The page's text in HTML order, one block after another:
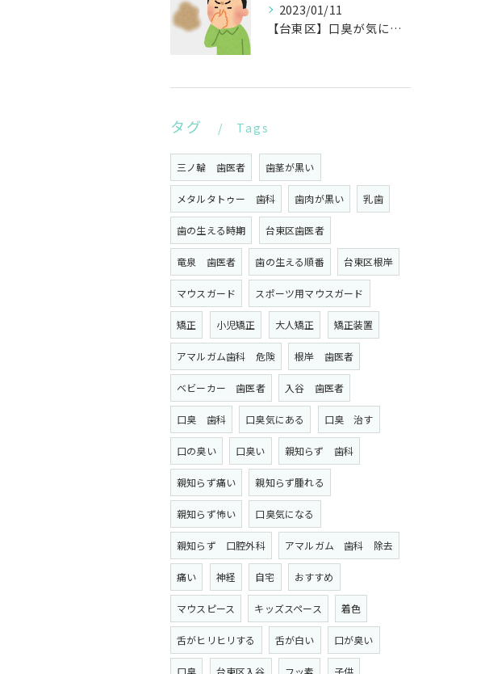
2023/01/11
【台東区】口臭が気になるあなたへ
タグ Tags
三ノ輪 歯医者 歯茎が黒い
メタルタトゥー 歯科 歯肉が黒い 乳歯
歯の生える時期 台東区歯医者
竜泉 歯医者 歯の生える順番 台東区根岸
マウスガード スポーツ用マウスガード
矯正 小児矯正 大人矯正 矯正装置
アマルガム歯科 危険 根岸 歯医者
ベビーカー 歯医者 入谷 歯医者
口臭 歯科 口臭気にある 口臭 治す
口の臭い 口臭い 親知らず 歯科
親知らず痛い 親知らず腫れる
親知らず怖い 口臭気になる
親知らず 口腔外科 アマルガム 歯科 除去
痛い 神経 自宅 おすすめ
マウスピース キッズスペース 着色
舌がヒリヒリする 舌が白い 口が臭い